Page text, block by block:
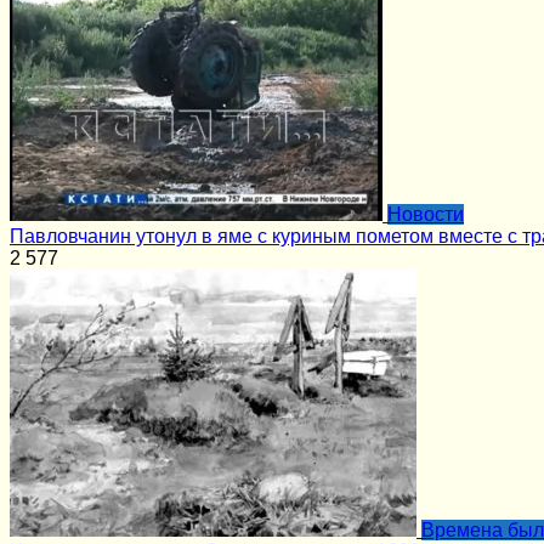
Новости
Павловчанин утонул в яме с куриным пометом вместе с
2 577
Времена